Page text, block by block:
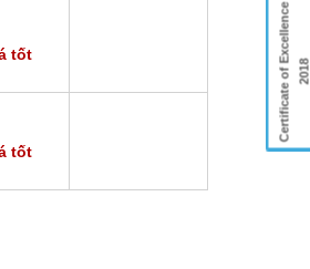
tốt
tốt
Certificate of Excellence 2018